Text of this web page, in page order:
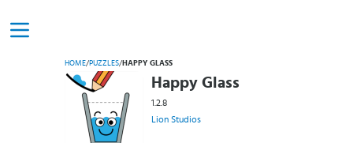
HOME/PUZZLES/ HAPPY GLASS
Happy Glass
1.2.8
Lion Studios